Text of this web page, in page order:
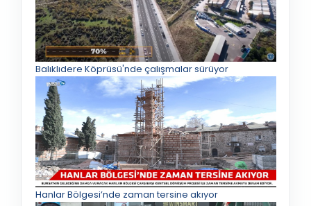
Balıklıdere Köprüsü'nde çalışmalar sürüyor
Hanlar Bölgesi’nde zaman tersine akıyor